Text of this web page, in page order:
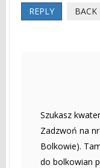
REPLY BACK
Szukasz
Zadzwoń na
Bolkowie).
do bolkowian